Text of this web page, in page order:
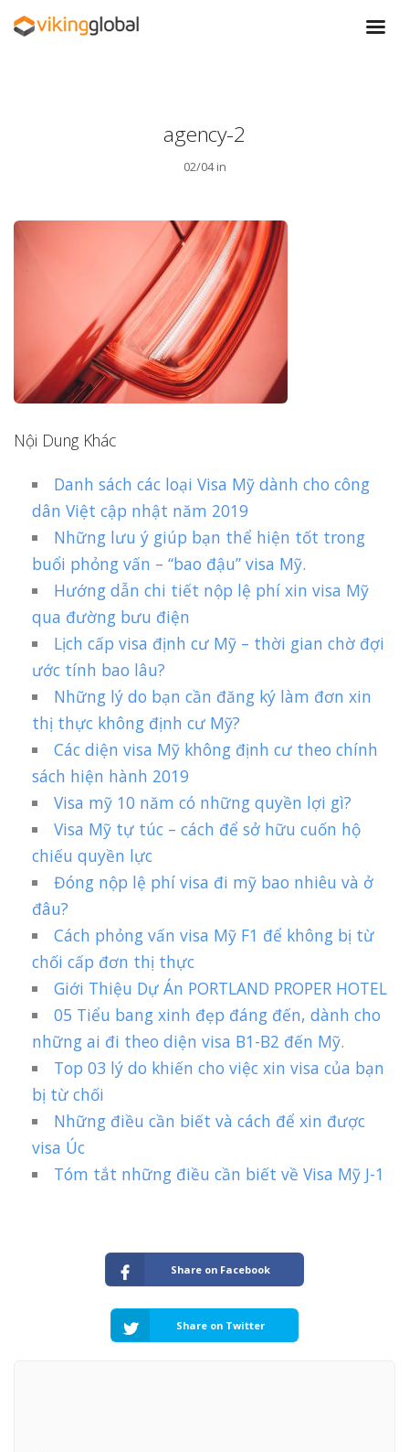
agency-2
02/04 in
Nội Dung Khác
Danh sách các loại Visa Mỹ dành cho công
dân Việt cập nhật năm 2019
Những lưu ý giúp bạn thể hiện tốt trong
buổi phỏng vấn – “bao đậu” visa Mỹ.
Hướng dẫn chi tiết nộp lệ phí xin visa Mỹ
qua đường bưu điện
Lịch cấp visa định cư Mỹ – thời gian chờ đợi
ước tính bao lâu?
Những lý do bạn cần đăng ký làm đơn xin
thị thực không định cư Mỹ?
Các diện visa Mỹ không định cư theo chính
sách hiện hành 2019
Visa mỹ 10 năm có những quyền lợi gì?
Visa Mỹ tự túc – cách để sở hữu cuốn hộ
chiếu quyền lực
Đóng nộp lệ phí visa đi mỹ bao nhiêu và ở
đâu?
Cách phỏng vấn visa Mỹ F1 để không bị từ
chối cấp đơn thị thực
Giới Thiệu Dự Án PORTLAND PROPER HOTEL
05 Tiểu bang xinh đẹp đáng đến, dành cho
những ai đi theo diện visa B1-B2 đến Mỹ.
Top 03 lý do khiến cho việc xin visa của bạn
bị từ chối
Những điều cần biết và cách để xin được
visa Úc
Tóm tắt những điều cần biết về Visa Mỹ J-1
Share on Facebook
Share on Twitter